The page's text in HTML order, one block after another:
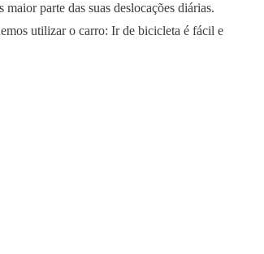
parte das suas deslocações diárias.
utilizar o carro: Ir de bicicleta é fácil e